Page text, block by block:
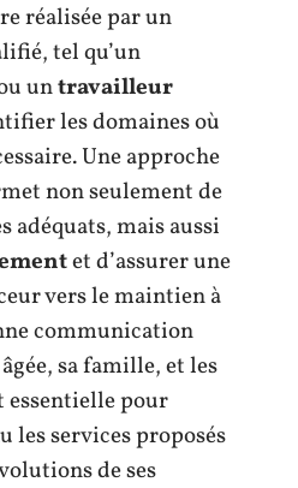
réalisée par un
tel qu’un
untravailleur
les domaines où
Une approche
non seulement de
adéquats, mais aussi
et d’assurer une
vers le maintien à
communication
sa famille, et les
essentielle pour
les services proposés
de ses